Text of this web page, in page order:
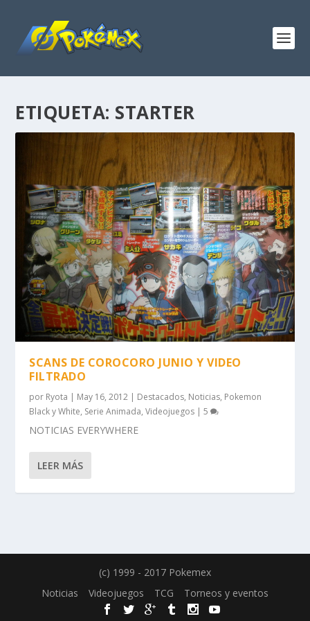
ETIQUETA: STARTER
SCANS DE COROCORO JUNIO Y VIDEO
FILTRADO
por Ryota | May 16, 2012 | Destacados, Noticias, Pokemon
Black y White, Serie Animada,Videojuegos |5
NOTICIAS EVERYWHERE
LEER MÁS
(c) 1999 - 2017 Pokemex
Noticias
Videojuegos TCG Torneos y eventos